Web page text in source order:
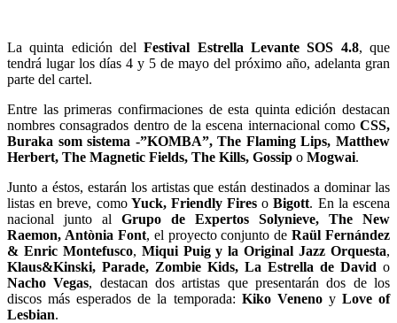
La quinta edición delFestival Estrella Levante SOS 4.8, que
tendrá lugar los días 4 y 5 de mayo del próximo año, adelanta gran
parte del cartel.
Entre las primeras confirmaciones de esta quinta edición destacan
nombres consagrados dentro de la escena internacional como CSS,
Buraka som sistema -”KOMBA”, The Flaming Lips, Matthew
Herbert, The Magnetic Fields, The Kills, Gossip o Mogwai.
Junto a éstos, estarán los artistas que están destinados a dominar las
listas en breve, comoYuck, Friendly Fireso Bigott. En la escena
nacional junto al Grupo de Expertos Solynieve, The New
Raemon, Antònia Font, el proyecto conjunto deRaül Fernández
& Enric Montefusco, Miqui Puig y la Original Jazz Orquesta,
Klaus&Kinski, Parade, Zombie Kids, La Estrella de David o
Nacho Vegas, destacan dos artistas que presentarán dos de los
discos más esperados de la temporada: Kiko Venenoy Love of
Lesbian.